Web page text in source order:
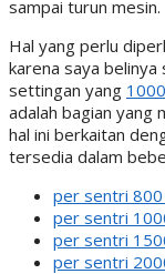
sampai turun mesin.
Hal yang perlu
karena saya
settingan yang
adalah bagian yang
hal ini berkaitan
tersedia dalam
per sentri
per sentri
per sentri
per sentri